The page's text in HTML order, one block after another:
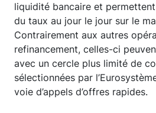
liquidité bancaire et
du taux au jour le jour sur le
Contrairement aux autres
refinancement, celles-ci
avec un cercle plus limité de
sélectionnées par
voie d’appels d’offres rapides.